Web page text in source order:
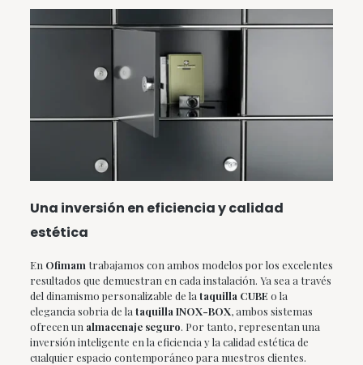
Una inversión en eficiencia y calidad
estética
En Ofimam trabajamos con ambos modelos por los excelentes
resultados que demuestran en cada instalación. Ya sea a través
del dinamismo personalizable de la taquilla CUBE o la
elegancia sobria de la taquilla INOX-BOX, ambos sistemas
ofrecen un almacenaje seguro. Por tanto, representan una
inversión inteligente en la eficiencia y la calidad estética de
cualquier espacio contemporáneo para nuestros clientes.